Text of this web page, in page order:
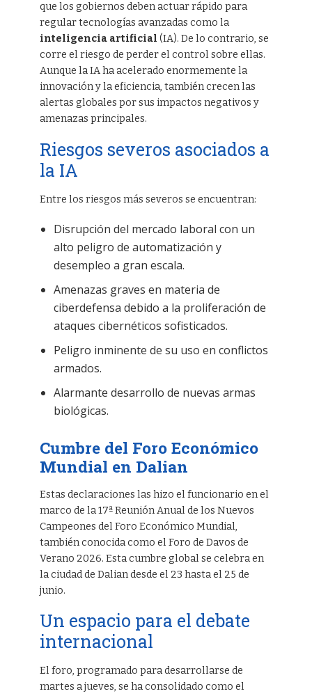
que los gobiernos deben actuar rápido para
regular tecnologías avanzadas como la
inteligencia artificial (IA). De lo contrario, se
corre el riesgo de perder el control sobre ellas.
Aunque la IA ha acelerado enormemente la
innovación y la eficiencia, también crecen las
alertas globales por sus impactos negativos y
amenazas principales.
Riesgos severos asociados a
la IA
Entre los riesgos más severos se encuentran:
Disrupción del mercado laboral con un
alto peligro de automatización y
desempleo a gran escala.
Amenazas graves en materia de
ciberdefensa debido a la proliferación de
ataques cibernéticos sofisticados.
Peligro inminente de su uso en conflictos
armados.
Alarmante desarrollo de nuevas armas
biológicas.
Cumbre del Foro Económico
Mundial en Dalian
Estas declaraciones las hizo el funcionario en el
marco de la 17ª Reunión Anual de los Nuevos
Campeones del Foro Económico Mundial,
también conocida como el Foro de Davos de
Verano 2026. Esta cumbre global se celebra en
la ciudad de Dalian desde el 23 hasta el 25 de
junio.
Un espacio para el debate
internacional
El foro, programado para desarrollarse de
martes a jueves, se ha consolidado como el